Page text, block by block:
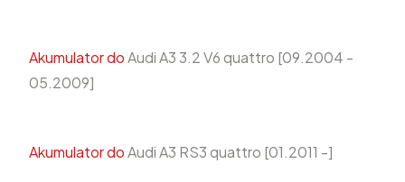
Akumulator doAudi A3 3.2 V6 quattro [09.2004 -
05.2009]
Akumulator doAudi A3 RS3 quattro [01.2011 -]